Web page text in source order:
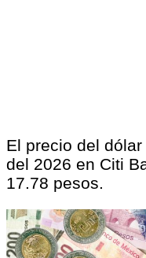
El precio del
del 2026 en Citi
17.78 pesos.